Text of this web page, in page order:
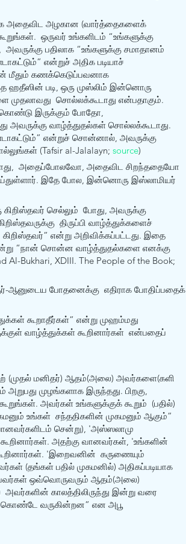
அதைவிட அழகான (வார்த்தைகளைக்
ஒருவர் உங்களிடம் “உங்களுக்கு
பதிலாக “உங்களுக்கு சமாதானம்
என்றுச் அதிக படியாச்
மீதும் கணக்கெடுப்பவனாக
ஹதீஸின் படி, ஒரு முஸ்லிம் இன்னொரு
முதலாவது  சொல்லக்கூடாது என்பதாகும்.
இருக்கும் போதோ,
அவருக்கு வாழ்த்துதல்கள் சொல்லக்கூடாது.
என்றுச் சொன்னால், அவருக்கு
(Tafsir al-Jalalayn; source)
அதைப்போலவோ, அதைவிட சிறந்ததையோ
இதே போல, இன்னொரு இஸ்லாமியர்
செல்லும்  போது, அவருக்கு
திருப்பி வாழ்த்துக்களைச்
என்று அறிவிக்கப்பட்டது. இதை
“நான் சொன்ன வாழ்த்துதல்களை எனக்கு
Al-Bukhari, XDIII. The People of the Book;
போதனைக்கு  எதிராக போதிப்பதைக்
கூறாதீர்கள்” என்று முஹம்மது
வாழ்த்துக்கள் கூறினார்கள்  என்பதைப்
(முதல் மனிதர்) ஆதம்(அலை) அவர்களை(களி
முழங்களாக இருந்தது. பிறகு,
அவர்கள் உங்களுக்குக் கூறும்  (பதில்)
உங்கள்  சந்ததிகளின் முகமனும் ஆகும்”
சென்று), 'அஸ்ஸலாமு
கூறினார்கள். அதற்கு வானவர்கள், 'உங்களின்
கூறினார்கள். 'இறைவனின்  கருணையும்
(தங்கள் பதில் முகமனில்) அதிகப்படியாக
ஒவ்வொருவரும் ஆதம்(அலை)
காலத்திலிருந்து இன்று வரை
கொண்டே வருகின்றன” என அபூ